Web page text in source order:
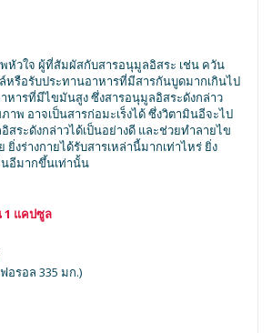
หัวใจ ผู้ที่สัมผัสกับสารอนุมูลอิสระ เช่น ควัน
รือรับประทานอาหารที่มีสารกันบูดมากเกินไป
หารที่มีไขมันสูง ซึ่งสารอนุมูลอิสระดังกล่าว
พ อาจเป็นสารก่อมะเร็งได้ ซึ่งวิตามินอีจะไป
ระดังกล่าวได้เป็นอย่างดี และช่วยทำลายไข
งร่างกายได้รับสารเหล่านี้มากเท่าไหร่ ยิ่ง
นอีมากขึ้นเท่านั้น
1 แคปซูล
อรอล 335 มก.)